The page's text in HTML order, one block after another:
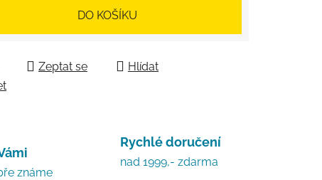
DO KOŠÍKU
Zeptat se
Hlídat
známe
Rychlé doručení
nad 1999,- zdarma